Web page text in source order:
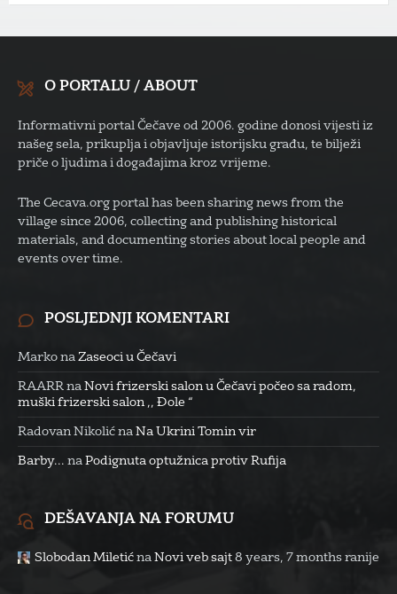
O PORTALU / ABOUT
Informativni portal Čečave od 2006. godine donosi vijesti iz
našeg sela, prikuplja i objavljuje istorijsku građu, te bilježi
priče o ljudima i događajima kroz vrijeme.
The Cecava.org portal has been sharing news from the
village since 2006, collecting and publishing historical
materials, and documenting stories about local people and
events over time.
POSLJEDNJI KOMENTARI
Marko na Zaseoci u Čečavi
RAARR na Novi frizerski salon u Čečavi počeo sa radom,
muški frizerski salon ,, Đole “
Radovan Nikolić na Na Ukrini Tomin vir
Barby... na Podignuta optužnica protiv Rufija
DEŠAVANJA NA FORUMU
Slobodan Miletić na Novi veb sajt 8 years, 7 months ranije